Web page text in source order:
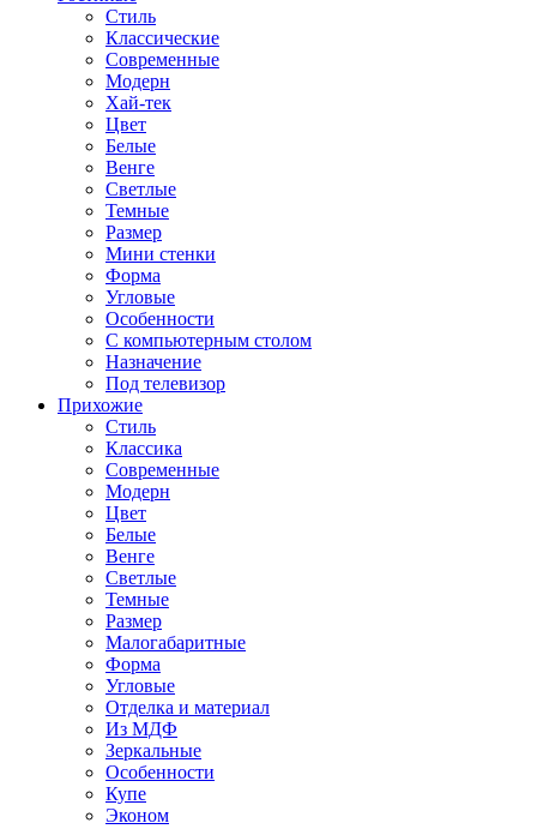
Стиль
Классические
Современные
Модерн
Хай-тек
Цвет
Белые
Венге
Светлые
Темные
Размер
Мини стенки
Форма
Угловые
Особенности
С компьютерным столом
Назначение
Под телевизор
Прихожие
Стиль
Классика
Современные
Модерн
Цвет
Белые
Венге
Светлые
Темные
Размер
Малогабаритные
Форма
Угловые
Отделка и материал
Из МДФ
Зеркальные
Особенности
Купе
Эконом